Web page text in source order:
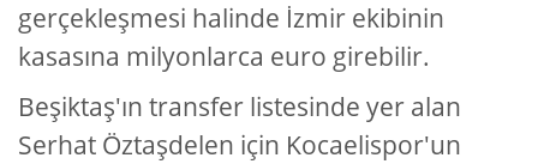
gerçekleşmesi halinde İzmir ekibinin
kasasına milyonlarca euro girebilir.
Beşiktaş'ın transfer listesinde yer alan
Serhat Öztaşdelen için Kocaelispor'un